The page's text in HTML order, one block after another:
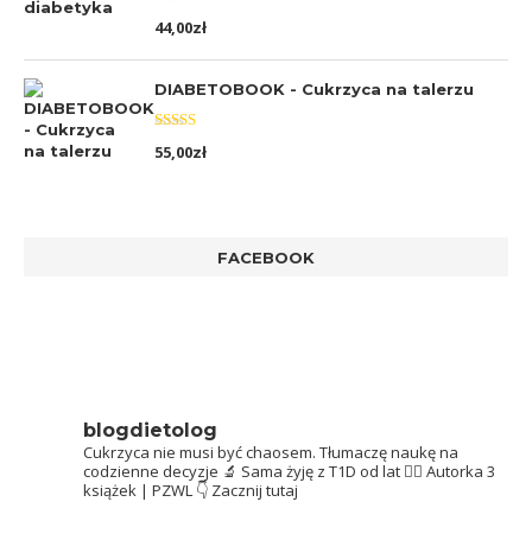
Oceniono
5.00na 5
44,00zł
DIABETOBOOK - Cukrzyca na talerzu
Oceniono
5.00na 5
55,00zł
FACEBOOK
blogdietolog
Cukrzyca nie musi być chaosem. Tłumaczę naukę na
codzienne decyzje 🔬 Sama żyję z T1D od lat 👩‍⚕️ Autorka 3
książek | PZWL 👇 Zacznij tutaj